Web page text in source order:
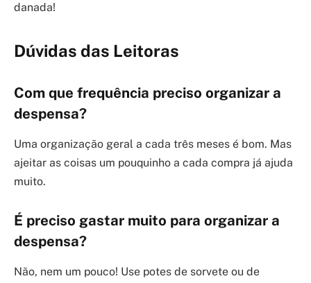
danada!
Dúvidas das Leitoras
Com que frequência preciso organizar a
despensa?
Uma organização geral a cada três meses é bom. Mas
ajeitar as coisas um pouquinho a cada compra já ajuda
muito.
É preciso gastar muito para organizar a
despensa?
Não, nem um pouco! Use potes de sorvete ou de